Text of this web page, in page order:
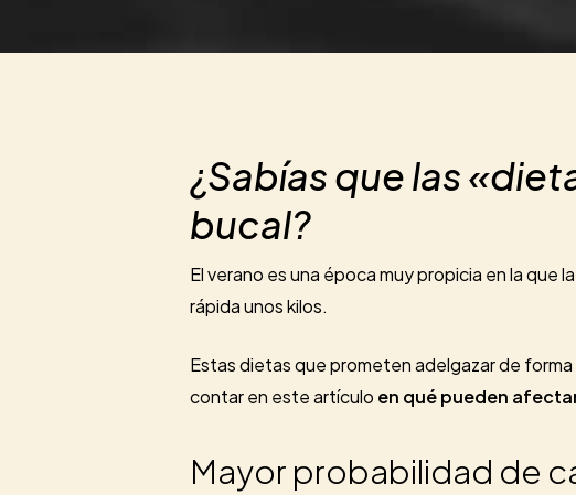
¿Sabías que las
bucal?
El verano es una época muy propicia en la que
rápida unos kilos.
Estas dietas que prometen adelgazar de
contar en este artículo en qué pueden
Mayor probabilidad de